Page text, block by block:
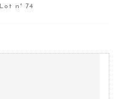
Lot n° 74